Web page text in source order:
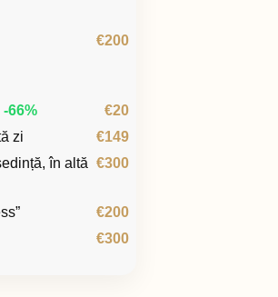
€200
-66%
€20
zi
€149
în altă €300
€200
€300